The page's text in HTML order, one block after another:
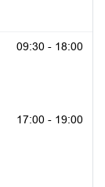
09:30 - 18:00
17:00 - 19:00